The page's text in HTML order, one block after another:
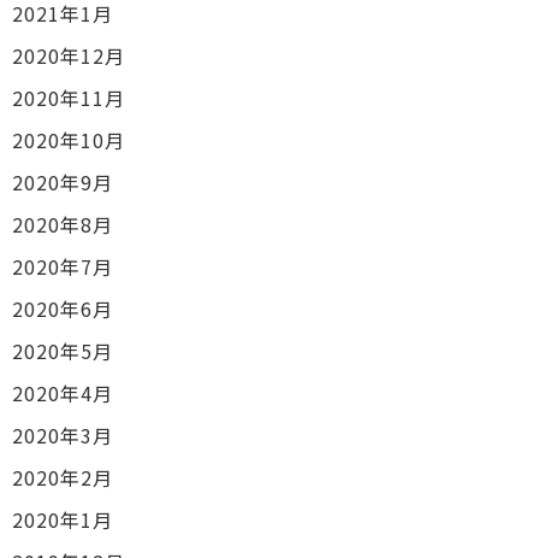
2021年1月
2020年12月
2020年11月
2020年10月
2020年9月
2020年8月
2020年7月
2020年6月
2020年5月
2020年4月
2020年3月
2020年2月
2020年1月